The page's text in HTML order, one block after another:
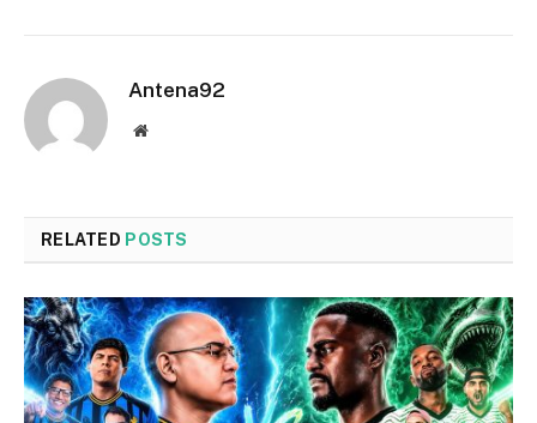
Antena92
Website
RELATED POSTS